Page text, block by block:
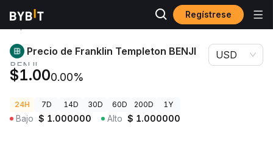
Regístrese
Precios de
Precio de Franklin Templeton BENJI
Precio de Franklin Templeton BENJI
BENJI
$1.000.00%
USD
24H 7D 14D 30D 60D 200D 1Y
Bajo $ 1.000000 Alto $ 1.000000